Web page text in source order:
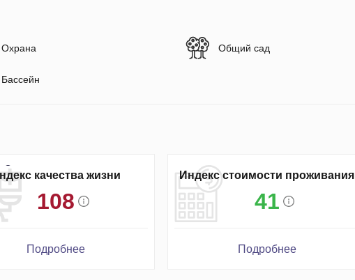
Охрана Общий сад
Бассейн
качества жизни
108
Подробнее
Индекс стоимости проживания
41
Подробнее